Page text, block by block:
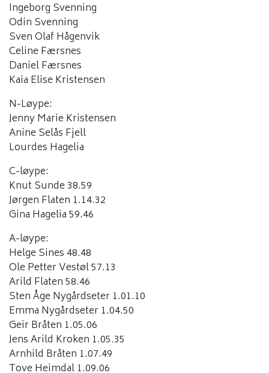
Ingeborg Svenning
Odin Svenning
Sven Olaf Hågenvik
Celine Færsnes
Daniel Færsnes
Kaia Elise Kristensen
N-Løype:
Jenny Marie Kristensen
Anine Selås Fjell
Lourdes Hagelia
C-løype:
Knut Sunde 38.59
Jørgen Flaten 1.14.32
Gina Hagelia 59.46
A-løype:
Helge Sines 48.48
Ole Petter Vestøl 57.13
Arild Flaten 58.46
Sten Åge Nygårdseter 1.01.10
Emma Nygårdseter 1.04.50
Geir Bråten 1.05.06
Jens Arild Kroken 1.05.35
Arnhild Bråten 1.07.49
Tove Heimdal 1.09.06